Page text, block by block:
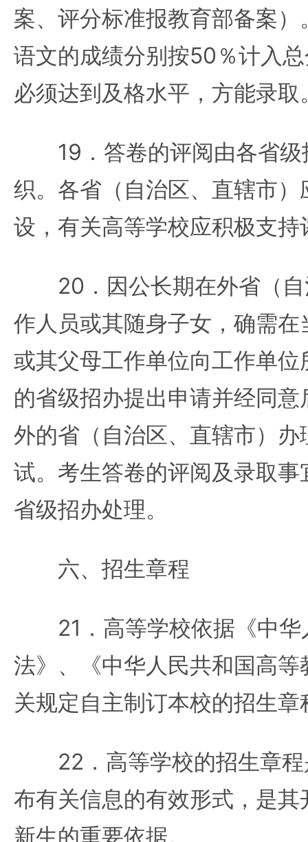
案、评分标准报教育部备案
语文的成绩分别按50％计入
必须达到及格水平，方能录取
19．答卷的评阅由各省级
织。各省（自治区、直辖市
设，有关高等学校应积极支持
20．因公长期在外省（自
作人员或其随身子女，确需
或其父母工作单位向工作单
的省级招办提出申请并经同
外的省（自治区、直辖市）
试。考生答卷的评阅及录取
省级招办处理。
六、招生章程
21．高等学校依据《中华
法》、《中华人民共和国高
关规定自主制订本校的招生章
22．高等学校的招生章程
布有关信息的有效形式，是
新生的重要依据。